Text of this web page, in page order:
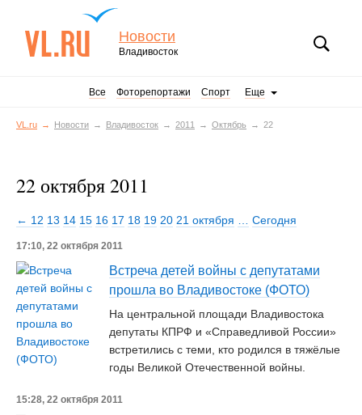
Новости
Владивосток
Все Фоторепортажи Спорт Еще
VL.ru Новости Владивосток 2011 Октябрь 22
22 октября 2011
← 12 13 14 15 16 17 18 19 20 21 октября Сегодня
17:10, 22 октября 2011
Встреча детей войны с депутатами
прошла во Владивостоке (ФОТО)
На центральной площади Владивостока
депутаты КПРФ и «Справедливой России»
встретились с теми, кто родился в тяжёлые
годы Великой Отечественной войны.
15:28, 22 октября 2011